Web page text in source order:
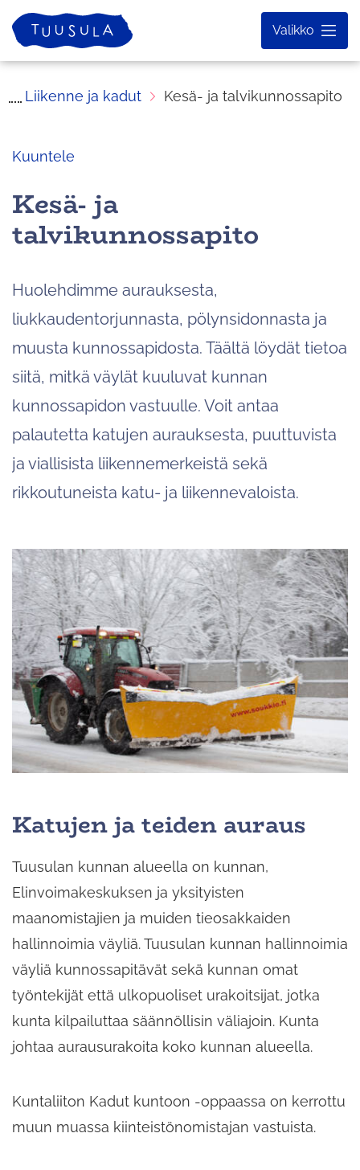
Siirry
sisältöön
Etusivu
Valikko
Liikenne ja kadut Kesä- ja talvikunnossapito
Kuuntele
Kesä- ja
talvikunnossapito
Huolehdimme aurauksesta,
liukkaudentorjunnasta, pölynsidonnasta ja
muusta kunnossapidosta. Täältä löydät tietoa
siitä, mitkä väylät kuuluvat kunnan
kunnossapidon vastuulle. Voit antaa
palautetta katujen aurauksesta, puuttuvista
ja viallisista liikennemerkeistä sekä
rikkoutuneista katu- ja liikennevaloista.
Katujen ja teiden auraus
Tuusulan kunnan alueella on kunnan,
Elinvoimakeskuksen ja yksityisten
maanomistajien ja muiden tieosakkaiden
hallinnoimia väyliä. Tuusulan kunnan hallinnoimia
väyliä kunnossapitävät sekä kunnan omat
työntekijät että ulkopuoliset urakoitsijat, jotka
kunta kilpailuttaa säännöllisin väliajoin. Kunta
johtaa aurausurakoita koko kunnan alueella.
Kuntaliiton Kadut kuntoon -oppaassa on kerrottu
muun muassa kiinteistönomistajan vastuista.